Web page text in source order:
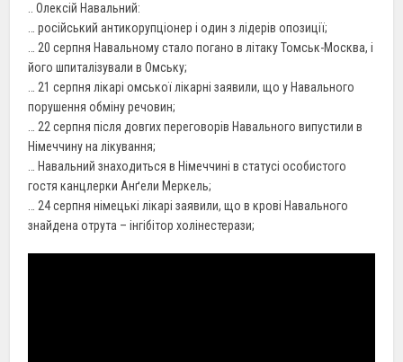
.. Олексій Навальний:
… російський антикорупціонер і один з лідерів опозиції;
… 20 серпня Навальному стало погано в літаку Томськ-Москва, і
його шпиталізували в Омську;
… 21 серпня лікарі омської лікарні заявили, що у Навального
порушення обміну речовин;
… 22 серпня після довгих переговорів Навального випустили в
Німеччину на лікування;
… Навальний знаходиться в Німеччині в статусі особистого
гостя канцлерки Анґели Меркель;
… 24 серпня німецькі лікарі заявили, що в крові Навального
знайдена отрута – інгібітор холінестерази;